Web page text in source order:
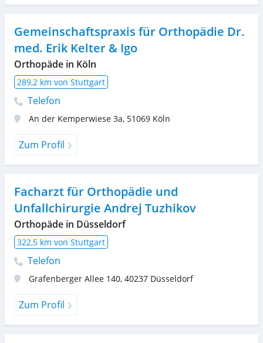
Gemeinschaftspraxis für Orthopädie Dr.
med. Erik Kelter & Igo
Orthopäde in Köln
289,2 km von Stuttgart
Telefon
An der Kemperwiese 3a, 51069 Köln
Zum Profil
Facharzt für Orthopädie und
Unfallchirurgie Andrej Tuzhikov
Orthopäde in Düsseldorf
322,5 km von Stuttgart
Telefon
Grafenberger Allee 140, 40237 Düsseldorf
Zum Profil